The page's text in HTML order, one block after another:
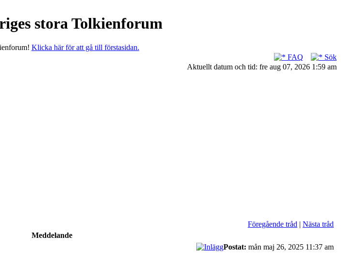
stora Tolkienforum
Klicka här för att gå till förstasidan.
FAQ
Sök
Aktuellt datum och tid: fre aug 07, 2026 1:59 am
Föregående tråd | Nästa tråd
Meddelande
Postat: mån maj 26, 2025 11:37 am